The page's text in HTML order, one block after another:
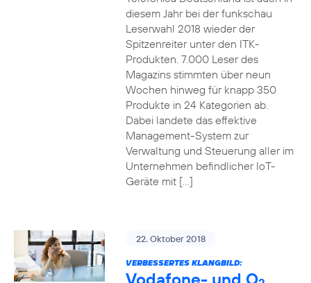
diesem Jahr bei der funkschau
Leserwahl 2018 wieder der
Spitzenreiter unter den ITK-
Produkten. 7.000 Leser des
Magazins stimmten über neun
Wochen hinweg für knapp 350
Produkte in 24 Kategorien ab.
Dabei landete das effektive
Management-System zur
Verwaltung und Steuerung aller im
Unternehmen befindlicher IoT-
Geräte mit […]
22. Oktober 2018
VERBESSERTES KLANGBILD:
Vodafone- und O